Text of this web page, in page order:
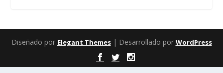
Diseñado por Elegant Themes| Desarrollado por WordPress